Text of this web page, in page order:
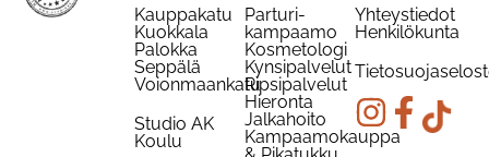
Kauppakatu
Kuokkala
Palokka
Seppälä
Voionmaankatu
Studio AK
Koulu
Parturi-
kampaamo
Kosmetologi
Kynsipalvelut
Ripsipalvelut
Hieronta
Jalkahoito
Kampaamokauppa
Yhteystiedot
Henkilökunta